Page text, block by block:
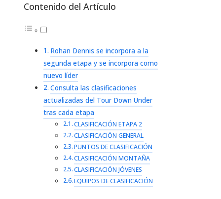
Contenido del Artículo
Rohan Dennis se incorpora a la
segunda etapa y se incorpora como
nuevo líder
Consulta las clasificaciones
actualizadas del Tour Down Under
tras cada etapa
CLASIFICACIÓN ETAPA 2
CLASIFICACIÓN GENERAL
PUNTOS DE CLASIFICACIÓN
CLASIFICACIÓN MONTAÑA
CLASIFICACIÓN JÓVENES
EQUIPOS DE CLASIFICACIÓN